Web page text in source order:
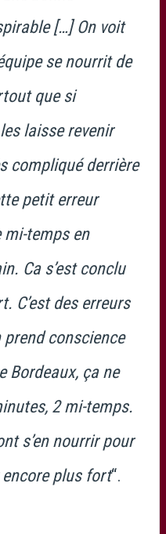
[…] On voit
se nourrit de
que si
laisse revenir
compliqué derrière
petit erreur
temps en
Ca s’est conclu
C’est des erreurs
prend conscience
Bordeaux, ça ne
2 mi-temps.
s’en nourrir pour
plus fort“.